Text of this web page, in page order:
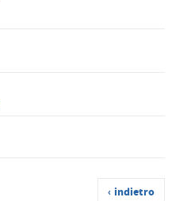
‹ indietro